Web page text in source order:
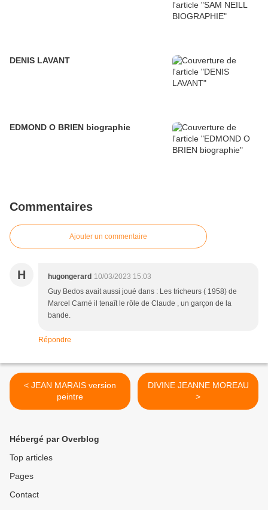
DENIS LAVANT
EDMOND O BRIEN biographie
Commentaires
Ajouter un commentaire
H hugongerard 10/03/2023 15:03
Guy Bedos avait aussi joué dans : Les tricheurs ( 1958) de
Marcel Carné il tenaît le rôle de Claude , un garçon de la
bande.
Répondre
< JEAN MARAIS version
peintre
DIVINE JEANNE MOREAU
>
Hébergé par Overblog
Top articles
Pages
Contact